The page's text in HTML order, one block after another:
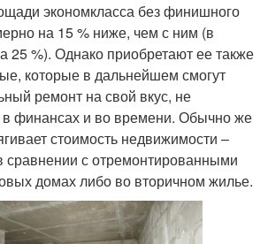
экономкласса без финишного
на 15 % ниже, чем с ним (в
25 %). Однако приобретают ее также
которые в дальнейшем смогут
ремонт на свой вкус, не
в финансах и во времени. Обычно же
стоимость недвижимости –
сравнении с отремонтированными
домах либо во вторичном жилье.